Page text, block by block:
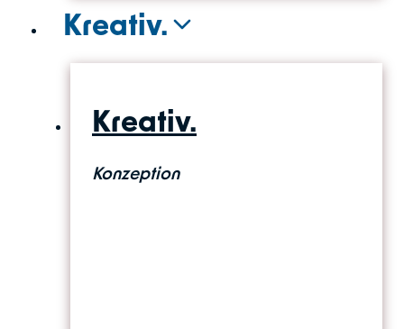
Kreativ.
Kreativ.
Konzeption